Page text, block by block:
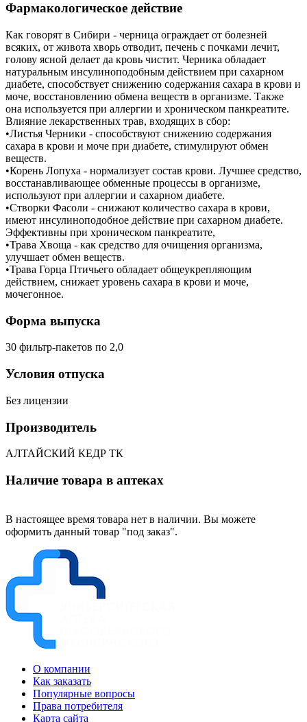
Фармакологическое действие
Как говорят в Сибири - черница ограждает от болезней
всяких, от живота хворь отводит, печень с почками лечит,
голову ясной делает да кровь чистит. Черника обладает
натуральным инсулиноподобным действием при сахарном
диабете, способствует снижению содержания сахара в крови и
моче, восстановлению обмена веществ в организме. Также
она используется при аллергии и хроническом панкреатите.
Влияние лекарственных трав, входящих в сбор:
•Листья Черники - способствуют снижению содержания
сахара в крови и моче при диабете, стимулируют обмен
веществ.
•Корень Лопуха - нормализует состав крови. Лучшее средство,
восстанавливающее обменные процессы в организме,
используют при аллергии и сахарном диабете.
•Створки Фасоли - снижают количество сахара в крови,
имеют инсулиноподобное действие при сахарном диабете.
Эффективны при хроническом панкреатите,
•Трава Хвоща - как средство для очищения организма,
улучшает обмен веществ.
•Трава Горца Птичьего обладает общеукрепляющим
действием, снижает уровень сахара в крови и моче,
мочегонное.
Форма выпуска
30 фильтр-пакетов по 2,0
Условия отпуска
Без лицензии
Производитель
АЛТАЙСКИЙ КЕДР ТК
Наличие товара в аптеках
В настоящее время товара нет в наличии. Вы можете
оформить данный товар "под заказ".
О компании
Как заказать
Популярные вопросы
Права потребителя
Карта сайта